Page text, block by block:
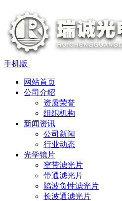
手机版
网站首页
公司介绍
资质荣誉
组织机构
新闻资讯
公司新闻
行业动态
光学镜片
窄带滤光片
带通滤光片
陷波负性滤光片
长波通滤光片